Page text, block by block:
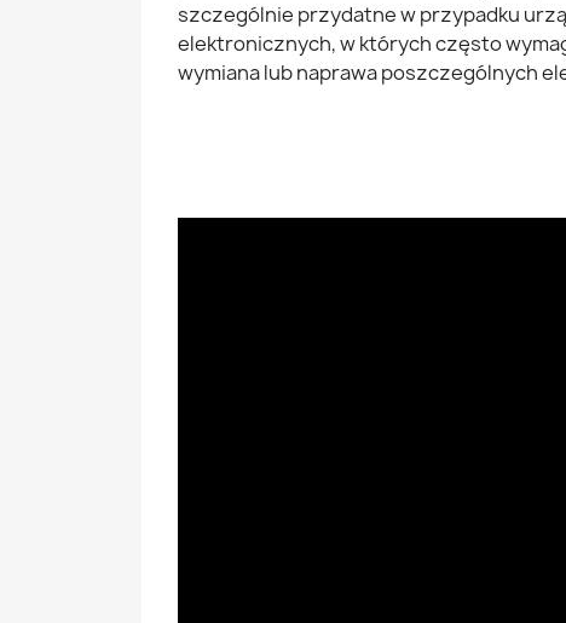
szczególnie przydatne w przypadku
elektronicznych, w których często
wymiana lub naprawa poszczególnych